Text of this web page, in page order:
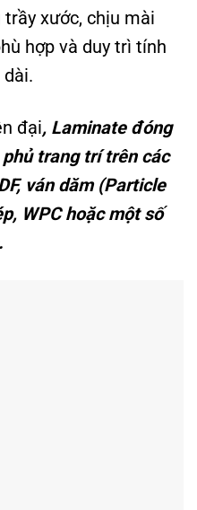
xước, chịu mài
hợp và duy trì tính
đại, Laminate đóng
trang trí trên các
ván dăm (Particle
WPC hoặc một số